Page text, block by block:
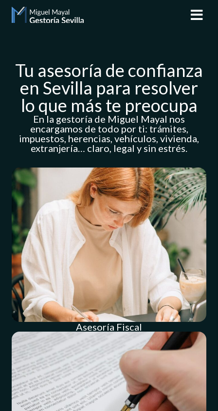
Tu asesoría de confianza
en Sevilla para resolver
lo que más te preocupa
En la gestoría de Miguel Mayal nos
encargamos de todo por ti: trámites,
impuestos, herencias, vehículos, vivienda,
extranjería… claro, legal y sin estrés.
Asesoría Fiscal